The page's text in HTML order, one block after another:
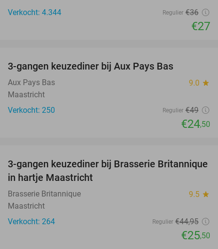
Verkocht: 4.344
Regulier €36
€27
3-gangen keuzediner bij Aux Pays Bas
Aux Pays Bas 9.0 star
Maastricht
Verkocht: 250
Regulier €49
€24,50
43%
3-gangen keuzediner bij Brasserie Britannique
in hartje Maastricht
Brasserie Britannique 9.5 star
Maastricht
Verkocht: 264
Regulier €44,95
€25,50